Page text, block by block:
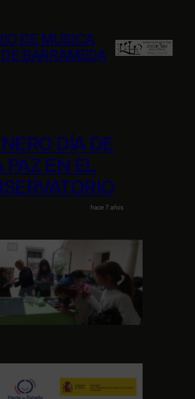
DE MÚSICA
BARRAMEDA
DÍA DE
PAZ EN EL
hace 7 años